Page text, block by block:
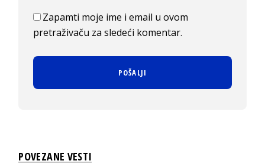
Zapamti moje ime i email u ovom
pretraživaču za sledeći komentar.
POVEZANE VESTI